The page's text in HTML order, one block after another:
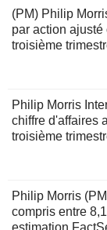
(PM) Philip
par action ajusté
troisième
Philip Morris
chiffre d'affaires
troisième
Philip Morris
compris entre